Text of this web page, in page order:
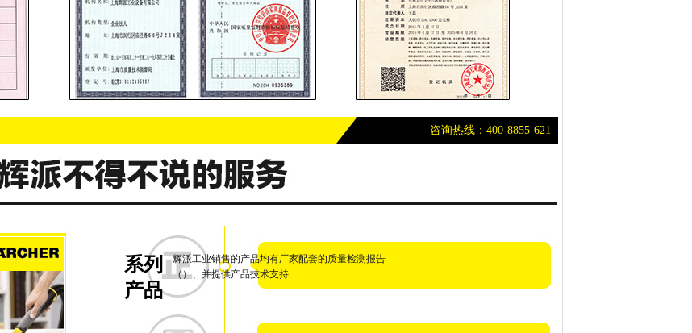
咨询热线：400-8855-621
系列
产品
辉派工业销售的产品均有厂家配套的质量检测报告
（）、并提供产品技术支持